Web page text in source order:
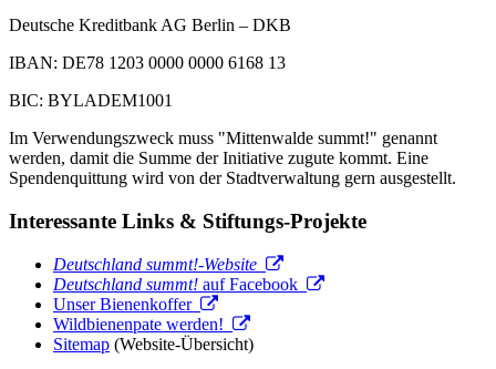
Deutsche Kreditbank AG Berlin – DKB
IBAN: DE78 1203 0000 0000 6168 13
BIC: BYLADEM1001
Im Verwendungszweck muss "Mittenwalde summt!" genannt
werden, damit die Summe der Initiative zugute kommt. Eine
Spendenquittung wird von der Stadtverwaltung gern ausgestellt.
Interessante Links & Stiftungs-Projekte
Deutschland summt!-Website
Deutschland summt! auf Facebook
Unser Bienenkoffer
Wildbienenpate werden!
Sitemap (Website-Übersicht)